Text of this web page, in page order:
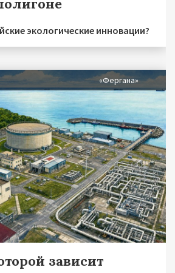
экологические инновации?
«Фергана»
зависит